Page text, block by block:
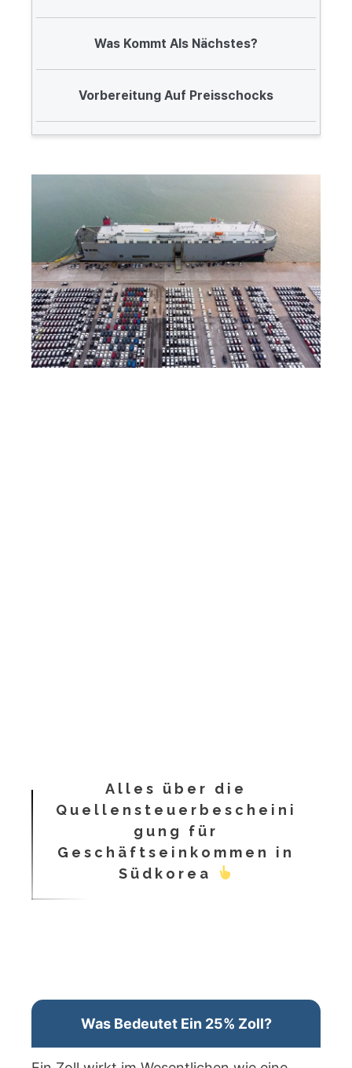
Was Kommt Als Nächstes?
Vorbereitung Auf Preisschocks
Alles über die
Quellensteuerbescheini
gung für
Geschäftseinkommen in
Südkorea
Was Bedeutet Ein 25% Zoll?